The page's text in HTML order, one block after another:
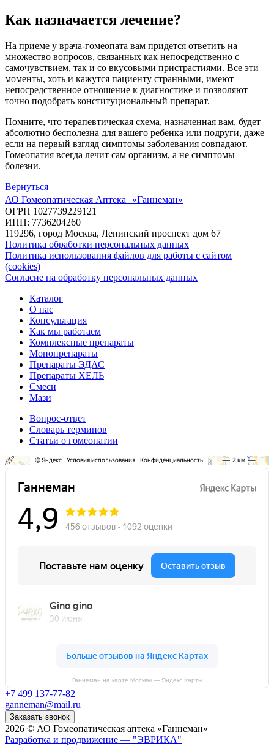
Как назначается лечение?
На приеме у врача-гомеопата вам придется ответить на
множество вопросов, связанных как непосредственно с
самочувствием, так и со вкусовыми пристрастиями. Все эти
моменты, хоть и кажутся пациенту странными, имеют
непосредственное отношение к диагностике и позволяют
точно подобрать конституциональный препарат.
Помните, что терапевтическая схема, назначенная вам, будет
абсолютно бесполезна для вашего ребенка или подруги, даже
если на первый взгляд симптомы заболевания совпадают.
Гомеопатия всегда лечит сам организм, а не симптомы
болезни.
Вернуться
АО Гомеопатическая Аптека «Ганнеман»
ОГРН 1027739229121
ИНН: 7736204260
119296, город Москва, Ленинский проспект дом 67
Политика обработки персональных данных
Политика использования файлов для работы с сайтом
(cookies)
Согласие на обработку персональных данных
Каталог
О нас
Консультация
Как мы работаем
Комплексные препараты
Монопрепараты
Препараты ЭДАС
Препараты ХЕЛЬ
Смеси
Мази
Вопрос-ответ
Словарь терминов
Статьи о гомеопатии
Ганнеман на карте Москвы — Яндекс Карты
+7 499 137-77-82
ganneman@mail.ru
Заказать звонок
2026 © АО Гомеопатическая аптека «Ганнеман»
Разработка и продвижение — "ЭВРИКА"